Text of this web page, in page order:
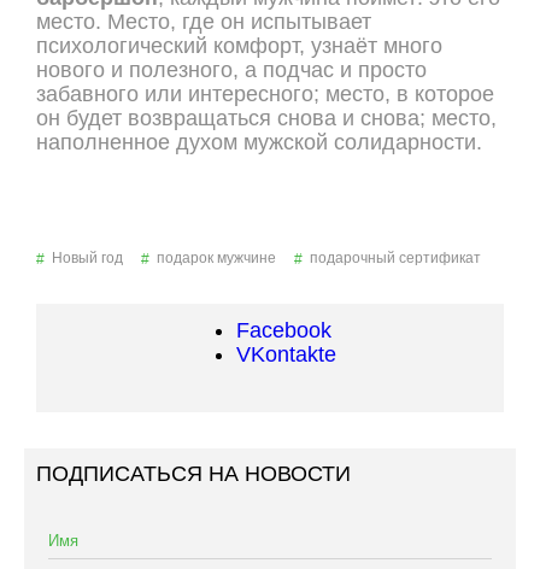
место. Место, где он испытывает
психологический комфорт, узнаёт много
нового и полезного, а подчас и просто
забавного или интересного; место, в которое
он будет возвращаться снова и снова; место,
наполненное духом мужской солидарности.
Новый год подарок мужчине подарочный сертификат
Facebook
VKontakte
ПОДПИСАТЬСЯ НА НОВОСТИ